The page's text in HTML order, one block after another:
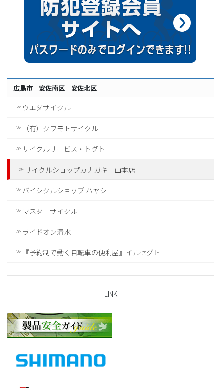
広島市 安佐南区 安佐北区
ウエダサイクル
（有）クワモトサイクル
サイクルサービス・トグト
サイクルショップカナガキ 山本店
バイシクルショップ ハヤシ
マスタニサイクル
ライドオン清水
『予約制で動く自転車の便利屋』イルセグト
LINK